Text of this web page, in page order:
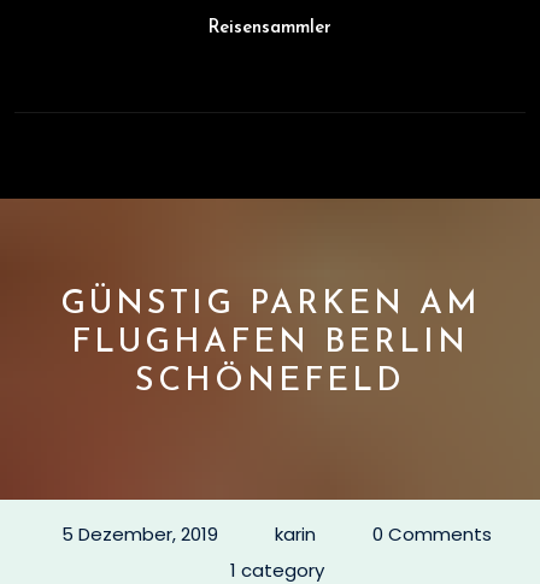
Reisensammler
Button
GÜNSTIG PARKEN AM
FLUGHAFEN BERLIN
SCHÖNEFELD
5 Dezember, 2019 karin
0 Comments
1 category